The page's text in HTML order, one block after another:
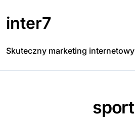
to
content
inter7
Skuteczny marketing internetowy
sport